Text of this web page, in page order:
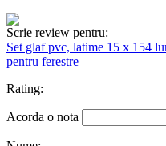
Scrie review pentru:
Set glaf pvc, latime 15 x 154
pentru ferestre
Rating:
Acorda o nota